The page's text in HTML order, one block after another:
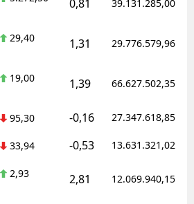
0,81 39.131.285,00
29,40 1,31 29.776.579,96
19,00 1,39 66.627.502,35
95,30 -0,16 27.347.618,85
33,94 -0,53 13.631.321,02
2,93 2,81 12.069.940,15